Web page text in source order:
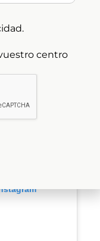
.
centro